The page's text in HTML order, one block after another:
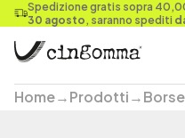
Spedizione gratis sopra
30 agosto, saranno spediti
Home→Prodotti→Borse